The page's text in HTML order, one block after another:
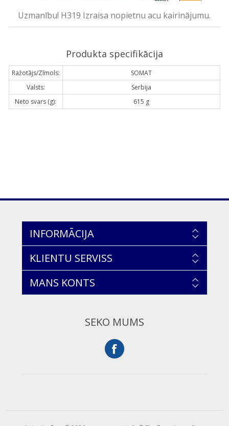
Uzmanību! H319 Izraisa nopietnu acu kairinājumu.
Produkta specifikācija
Ražotājs/Zīmols:
SOMAT
Valsts:
Serbija
Neto svars (g):
615 g
INFORMĀCIJA
KLIENTU SERVISS
MANS KONTS
SEKO MUMS